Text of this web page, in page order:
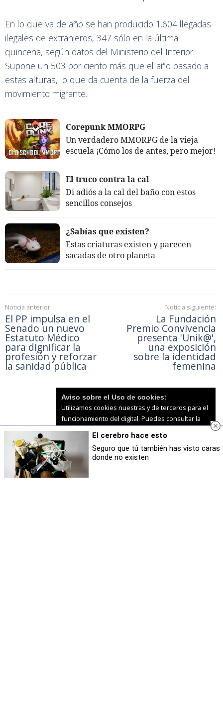
En lo que va de año se han producido 1.604 llegadas
ilegales de extranjeros, 347 sólo en la última
quincena, según datos del Ministerio del Interior.
Supone un 503 por ciento más que el año pasado a
estas alturas, lo que da cuenta de la fuerza del
movimiento migrante.
Corepunk MMORPG
Un verdadero MMORPG de la vieja
escuela ¡Cómo los de antes, pero mejor!
El truco contra la cal
Di adiós a la cal del baño con estos
sencillos consejos
¿Sabías que existen?
Estas criaturas existen y parecen
sacadas de otro planeta
Noticia anterior:
El PP impulsa en el
Senado un nuevo
Estatuto Médico
para dignificar la
profesión y reforzar
la sanidad pública
Noticia siguiente:
La Fundación
Premio Convivencia
presenta 'Unik@',
una exposición
sobre la identidad
femenina
Comentarios como usuario
Todavía no hay comentarios
El cerebro hace esto
Seguro que tú también has visto caras
donde no existen
Aviso sobre el Uso de cookies:
Utilizamos cookies nuestras y de terceros para el
funcionamiento del digital. Puedes consultar la
lista de cookies y como desconectarlas.
nuestra Política de Privacidad y Cookies
Aceptar Cookies
Personalizar